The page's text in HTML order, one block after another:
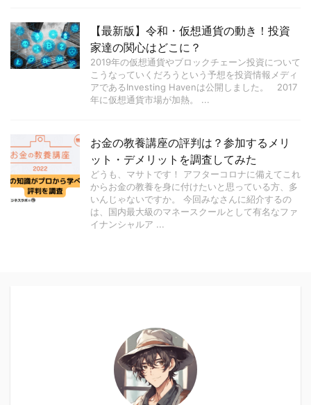
【最新版】令和・仮想通貨の動き！投資
家達の関心はどこに？
2019年の仮想通貨やブロックチェーン投資について
こうなっていくだろうという予想を投資情報メディ
アであるInvesting Havenは公開しました。 2017
年に仮想通貨市場が加熱。 ...
お金の教養講座の評判は？参加するメリ
ット・デメリットを調査してみた
どうも、マサトです！ アフターコロナに備えてこれ
からお金の教養を身に付けたいと思っている方、多
いんじゃないですか。 今回みなさんに紹介するの
は、国内最大級のマネースクールとして有名なファ
イナンシャルア ...